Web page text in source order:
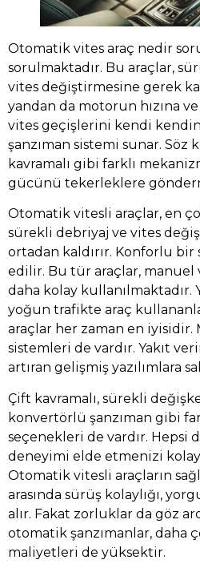
Otomatik vites araç nedir
sorulmaktadır. Bu araçlar,
vites değiştirmesine gerek
yandan da motorun hızına
vites geçişlerini kendi
şanzıman sistemi sunar. Söz
kavramalı gibi farklı
gücünü tekerleklere
Otomatik vitesli araçlar, en
sürekli debriyaj ve vites
ortadan kaldırır. Konforlu
edilir. Bu tür araçlar, manuel
daha kolay kullanılmaktadır.
yoğun trafikte araç
araçlar her zaman en
sistemleri de vardır. Yakıt
artıran gelişmiş yazılımlara
Çift kavramalı, sürekli
konvertörlü şanzıman gibi
seçenekleri de vardır. Hepsi
deneyimi elde etmenizi
Otomatik vitesli araçların
arasında sürüş kolaylığı,
alır. Fakat zorluklar da göz
otomatik şanzımanlar, daha
maliyetleri de yüksektir.